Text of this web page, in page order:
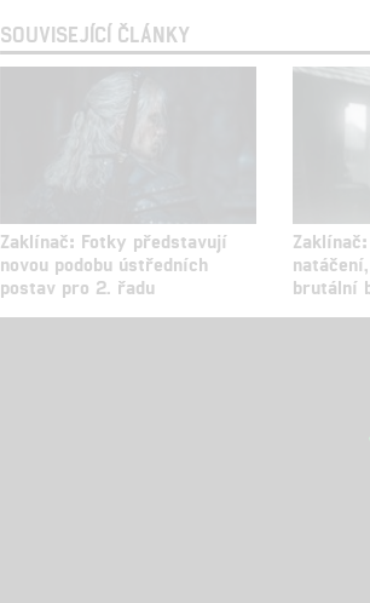
SOUVISEJÍCÍ ČLÁNKY
Zaklínač: Fotky představují
novou podobu ústředních
postav pro 2. řadu
brutální